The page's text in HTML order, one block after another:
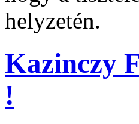
helyzetén.
Kazinczy
!